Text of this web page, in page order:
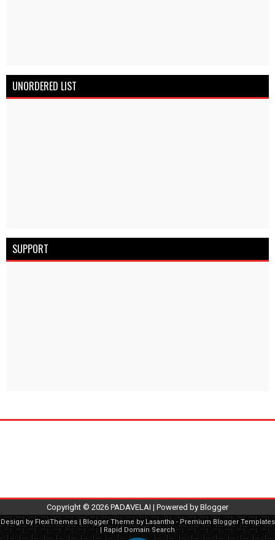
UNORDERED LIST
SUPPORT
Copyright © 2026 PADAVELAI | Powered by Blogger
Design by FlexiThemes| Blogger Theme by Lasantha-Premium Blogger Templates
|Rapid Domain Search